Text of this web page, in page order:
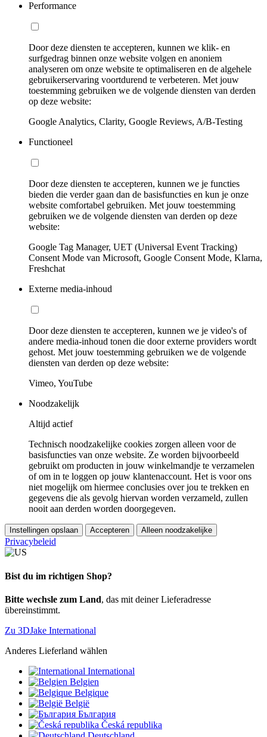
Performance
Door deze diensten te accepteren, kunnen we klik- en
surfgedrag binnen onze website volgen en anoniem
analyseren om onze website te optimaliseren en de algehele
gebruikerservaring voortdurend te verbeteren. Met jouw
toestemming gebruiken we de volgende diensten van derden
op deze website:
Google Analytics, Clarity, Google Reviews, A/B-Testing
Functioneel
Door deze diensten te accepteren, kunnen we je functies
bieden die verder gaan dan de basisfuncties en kun je onze
website comfortabel gebruiken. Met jouw toestemming
gebruiken we de volgende diensten van derden op deze
website:
Google Tag Manager, UET (Universal Event Tracking)
Consent Mode van Microsoft, Google Consent Mode, Klarna,
Freshchat
Externe media-inhoud
Door deze diensten te accepteren, kunnen we je video's of
andere media-inhoud tonen die door externe providers wordt
gehost. Met jouw toestemming gebruiken we de volgende
diensten van derden op deze website:
Vimeo, YouTube
Noodzakelijk
Altijd actief
Technisch noodzakelijke cookies zorgen alleen voor de
basisfuncties van onze website. Ze worden bijvoorbeeld
gebruikt om producten in jouw winkelmandje te verzamelen
of om in te loggen op jouw klantenaccount. Het is voor ons
niet mogelijk om hiermee conclusies over jou te trekken en
gegevens die als gevolg hiervan worden verzameld, zullen
nooit aan derden worden doorgegeven.
Instellingen opslaan Accepteren Alleen noodzakelijke
Privacybeleid
Bist du im richtigen Shop?
Bitte wechsle zum Land, das mit deiner Lieferadresse
übereinstimmt.
Zu 3DJake International
Anderes Lieferland wählen
International
Belgien
Belgique
België
България
Česká republika